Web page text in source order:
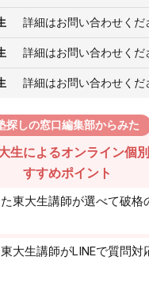
詳細はお問い合わせくだ
詳細はお問い合わせくだ
詳細はお問い合わせくだ
探しの窓口編集部からみた
生によるオンライン個
すすめポイント
東大生講師が選べて破格
大生講師がLINEで質問対